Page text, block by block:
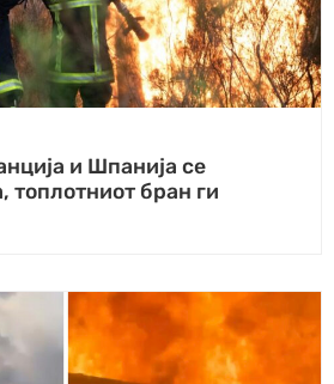
и Шпанија се
топлотниот бран ги